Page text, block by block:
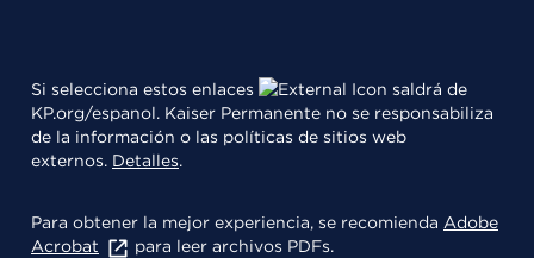
Si selecciona estos enlaces
saldrá de
KP.org/espanol. Kaiser Permanente no se responsabiliza
de la información o las políticas de sitios web
externos. Detalles.
Para obtener la mejor experiencia, se recomienda Adobe
Acrobat
para leer archivos PDFs.